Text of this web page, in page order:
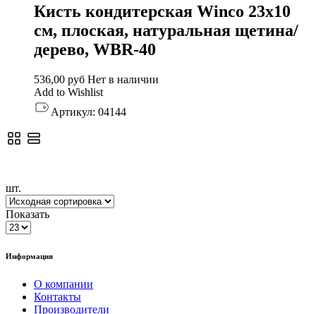
Кисть кондитерская Winco 23х10
см, плоская, натуральная щетина/
дерево, WBR-40
536,00 руб Нет в наличии
Add to Wishlist
Артикул: 04144
шт.
Показать
Информация
О компании
Контакты
Производители